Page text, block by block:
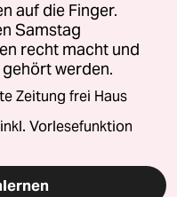
auf die Finger.
Samstag
recht macht und
werden.
Zeitung frei Haus
Vorlesefunktion